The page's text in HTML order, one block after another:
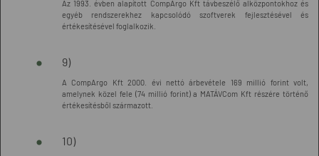
Az 1993. évben alapított CompArgo Kft távbeszélő alközpontokhoz és
egyéb rendszerekhez kapcsolódó szoftverek fejlesztésével és
értékesítésével foglalkozik.
9)
A CompArgo Kft 2000. évi nettó árbevétele 169 millió forint volt,
amelynek közel fele (74 millió forint) a MATÁVCom Kft részére történő
értékesítésből származott.
10)